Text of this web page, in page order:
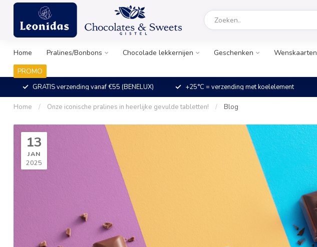
Home Pralines/Bonbons Chocolade lekkernijen Geschenken Wenskaarten
PROMO
GRATIS verzending vanaf €55 (BENELUX) +25°C = verzending met koelelement
Home / Onze iconische pralines in heerlijke gevulde tabletten! / Blog
13
JAN
2025